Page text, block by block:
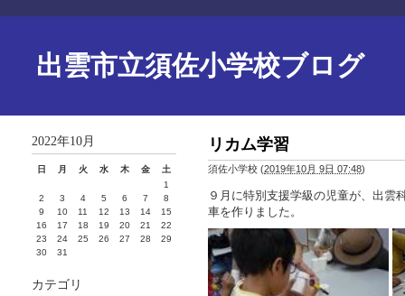
出雲市立須佐小学校ブログ
リカム学習
須佐小学校 (2019年10月 9日 07:48)
９月に特別支援学級の児童が、出雲
車を作りました。
2022年10月
日 月 火 水 木 金
土
1
2
3 4 5 6 7
8
9
10 11 12 13 14
15
16
17 18 19 20 21
22
23
24 25 26 27 28
29
30
31
カテゴリ